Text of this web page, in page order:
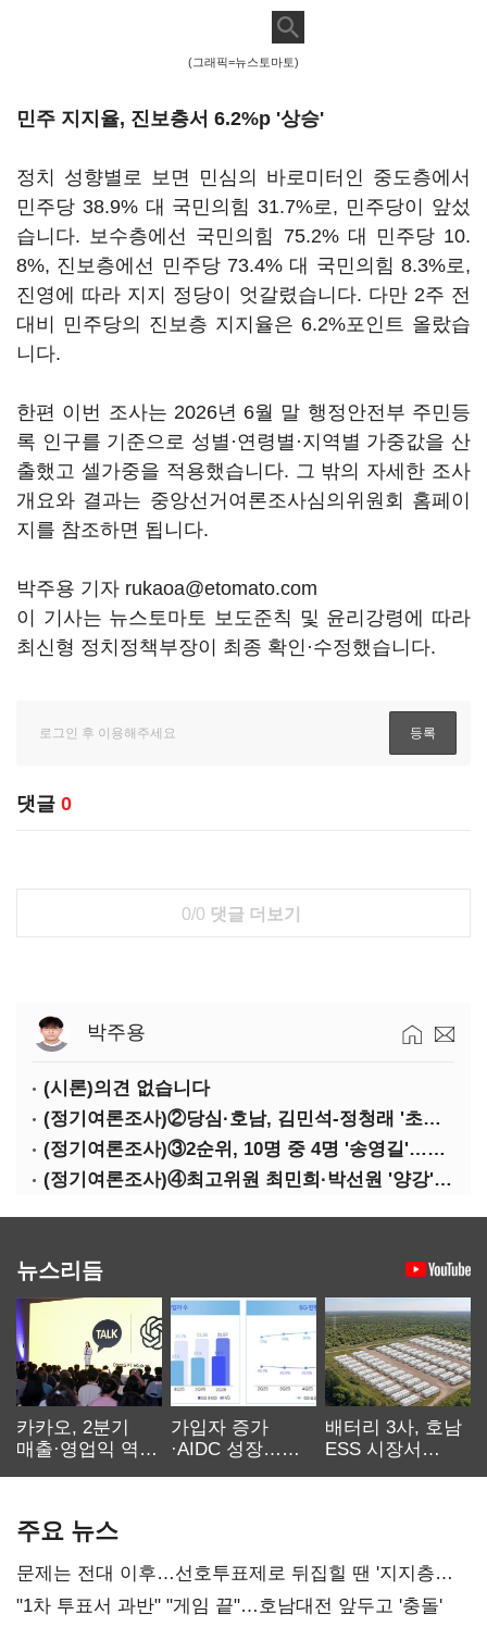
(그래픽=뉴스토마토)
민주 지지율, 진보층서 6.2%p '상승'
정치 성향별로 보면 민심의 바로미터인 중도층에서
민주당 38.9% 대 국민의힘 31.7%로, 민주당이 앞섰
습니다. 보수층에선 국민의힘 75.2% 대 민주당 10.
8%, 진보층에선 민주당 73.4% 대 국민의힘 8.3%로,
진영에 따라 지지 정당이 엇갈렸습니다. 다만 2주 전
대비 민주당의 진보층 지지율은 6.2%포인트 올랐습
니다.
한편 이번 조사는 2026년 6월 말 행정안전부 주민등
록 인구를 기준으로 성별·연령별·지역별 가중값을 산
출했고 셀가중을 적용했습니다. 그 밖의 자세한 조사
개요와 결과는 중앙선거여론조사심의위원회 홈페이
지를 참조하면 됩니다.
박주용 기자 rukaoa@etomato.com
이 기사는 뉴스토마토 보도준칙 및 윤리강령에 따라
최신형 정치정책부장이 최종 확인·수정했습니다.
댓글 0
0/0 댓글 더보기
박주용
(시론)의견 없습니다
(정기여론조사)②당심·호남, 김민석-정청래 '초접전'
(정기여론조사)③2순위, 10명 중 4명 '송영길'…정청래 '한 자릿수'
(정기여론조사)④최고위원 최민희·박선원 '양강'…서미화·이성윤·임미애 뒤이어
뉴스리듬
카카오, 2분기
매출·영업익 역대
가입자 증가
·AIDC 성장…
배터리 3사, 호남
ESS 시장서
주요 뉴스
문제는 전대 이후…선호투표제로 뒤집힐 땐 '지지층
불복'
"1차 투표서 과반" "게임 끝"…호남대전 앞두고 '충돌'